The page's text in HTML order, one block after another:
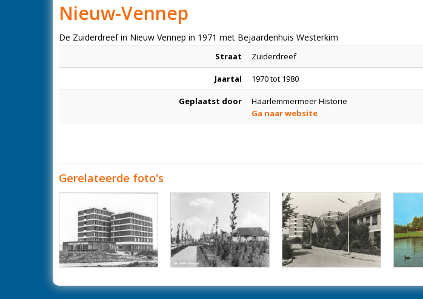
Nieuw-Vennep
De Zuiderdreef in Nieuw Vennep in 1971 met Bejaardenhuis Westerkim
Straat Zuiderdreef
Jaartal 1970 tot 1980
Geplaatst door
Haarlemmermeer Historie
Ga naar website
Gerelateerde foto's